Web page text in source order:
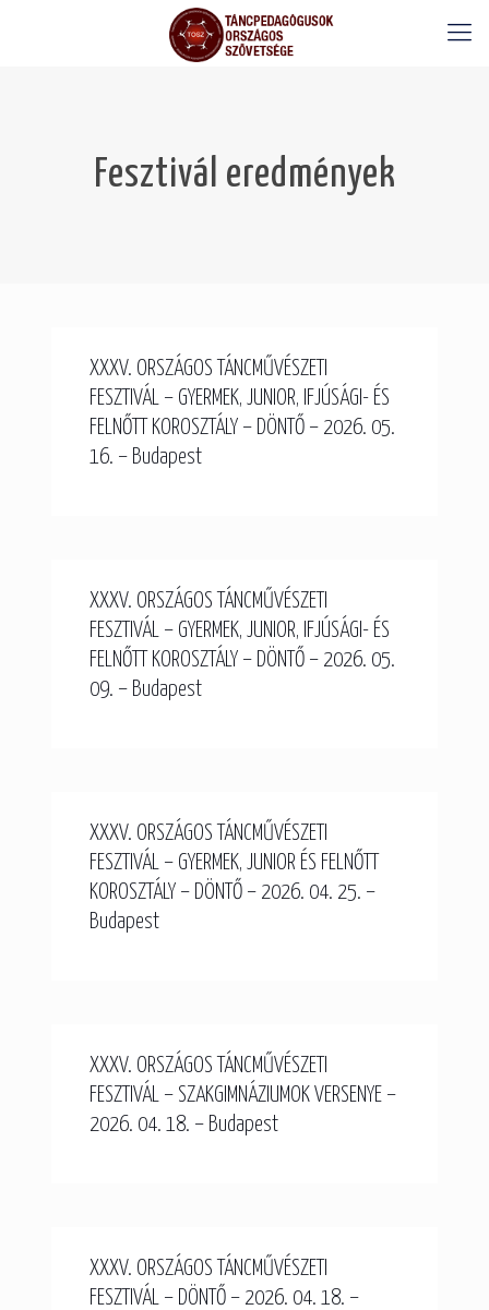
Fesztivál eredmények
XXXV. ORSZÁGOS TÁNCMŰVÉSZETI
FESZTIVÁL – GYERMEK, JUNIOR, IFJÚSÁGI- ÉS
FELNŐTT KOROSZTÁLY – DÖNTŐ – 2026. 05.
16. – Budapest
XXXV. ORSZÁGOS TÁNCMŰVÉSZETI
FESZTIVÁL – GYERMEK, JUNIOR, IFJÚSÁGI- ÉS
FELNŐTT KOROSZTÁLY – DÖNTŐ – 2026. 05.
09. – Budapest
XXXV. ORSZÁGOS TÁNCMŰVÉSZETI
FESZTIVÁL – GYERMEK, JUNIOR ÉS FELNŐTT
KOROSZTÁLY – DÖNTŐ – 2026. 04. 25. –
Budapest
XXXV. ORSZÁGOS TÁNCMŰVÉSZETI
FESZTIVÁL – SZAKGIMNÁZIUMOK VERSENYE –
2026. 04. 18. – Budapest
XXXV. ORSZÁGOS TÁNCMŰVÉSZETI
FESZTIVÁL – DÖNTŐ – 2026. 04. 18. –